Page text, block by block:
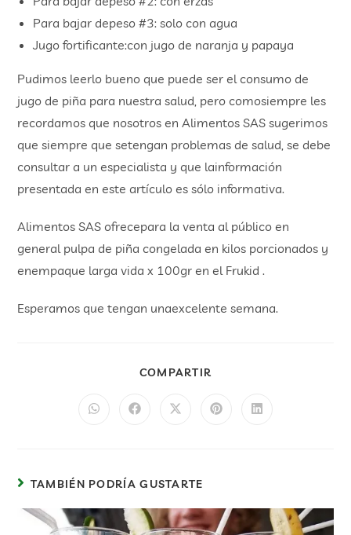
Para bajar depeso #3: solo con agua
Jugo fortificante:con jugo de naranja y papaya
Pudimos leerlo bueno que puede ser el consumo de
jugo de piña para nuestra salud, pero comosiempre les
recordamos que nosotros en Alimentos SAS sugerimos
que siempre que setengan problemas de salud, se debe
consultar a un especialista y que lainformación
presentada en este artículo es sólo informativa.
Alimentos SAS ofrecepara la venta al público en
general pulpa de piña congelada en kilos porcionados y
enempaque larga vida x 100gr en el Frukid .
Esperamos que tengan unaexcelente semana.
COMPARTIR
TAMBIÉN PODRÍA GUSTARTE